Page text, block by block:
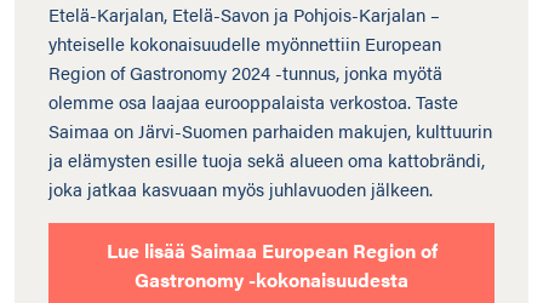
Etelä-Karjalan, Etelä-Savon ja Pohjois-Karjalan –
yhteiselle kokonaisuudelle myönnettiin European
Region of Gastronomy 2024 -tunnus, jonka myötä
olemme osa laajaa eurooppalaista verkostoa. Taste
Saimaa on Järvi-Suomen parhaiden makujen, kulttuurin
ja elämysten esille tuoja sekä alueen oma kattobrändi,
joka jatkaa kasvuaan myös juhlavuoden jälkeen.
Lue lisää Saimaa European Region of
Gastronomy -kokonaisuudesta